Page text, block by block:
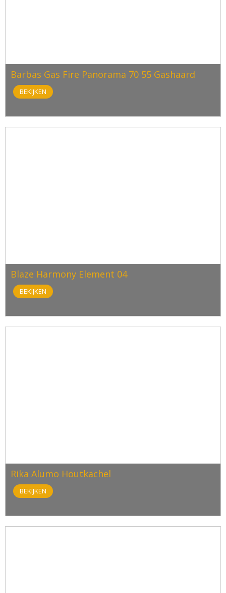
Barbas Gas Fire Panorama 70 55 Gashaard
BEKIJKEN
Blaze Harmony Element 04
BEKIJKEN
Rika Alumo Houtkachel
BEKIJKEN